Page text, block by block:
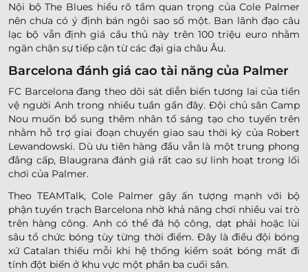
Nội bộ The Blues hiểu rõ tầm quan trọng của Cole Palmer
nên chưa có ý định bán ngôi sao số một. Ban lãnh đạo câu
lạc bộ vẫn định giá cầu thủ này trên 100 triệu euro nhằm
ngăn chặn sự tiếp cận từ các đại gia châu Âu.
Barcelona đánh giá cao tài năng của Palmer
FC Barcelona đang theo dõi sát diễn biến tương lai của tiền
vệ người Anh trong nhiều tuần gần đây. Đội chủ sân Camp
Nou muốn bổ sung thêm nhân tố sáng tạo cho tuyến trên
nhằm hỗ trợ giai đoạn chuyển giao sau thời kỳ của Robert
Lewandowski. Dù ưu tiên hàng đầu vẫn là một trung phong
đẳng cấp, Blaugrana đánh giá rất cao sự linh hoạt trong lối
chơi của Palmer.
Theo TEAMTalk, Cole Palmer gây ấn tượng mạnh với bộ
phận tuyển trạch Barcelona nhờ khả năng chơi nhiều vai trò
trên hàng công. Anh có thể đá hộ công, dạt phải hoặc lùi
sâu tổ chức bóng tùy từng thời điểm. Đây là điều đội bóng
xứ Catalan thiếu mỗi khi hệ thống kiểm soát bóng mất đi
tính đột biến ở khu vực một phần ba cuối sân.